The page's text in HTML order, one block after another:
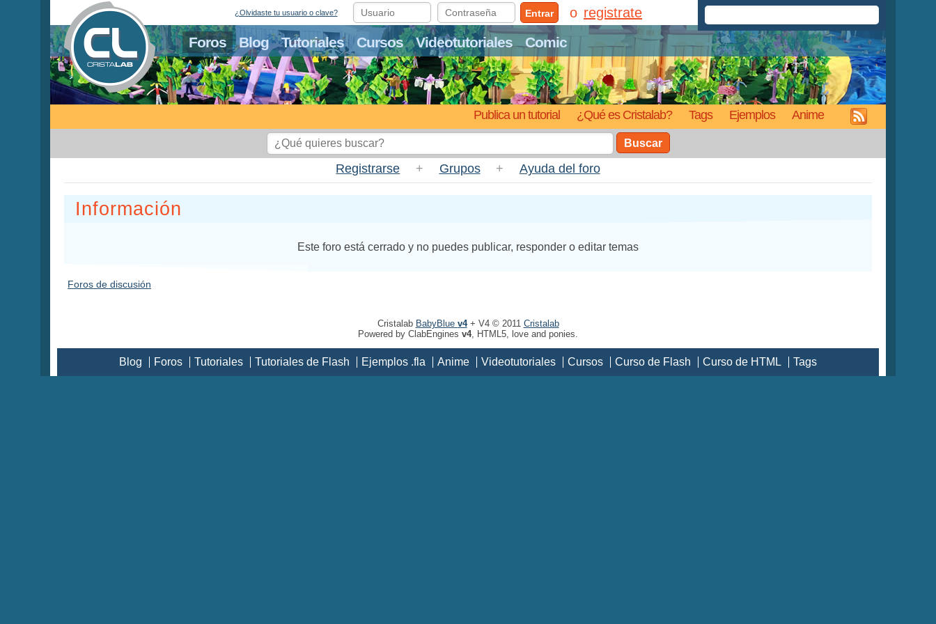
Foros Blog Tutoriales Cursos Videotutoriales Comic
Publica un tutorial ¿Qué es Cristalab? Tags Ejemplos Anime
¿Olvidaste tu usuario o clave? Entrar registrate
Buscar
Registrarse + Grupos + Ayuda del foro
Información
Este foro está cerrado y no puedes publicar, responder o editar temas
Foros de discusión
Cristalab BabyBlue v4+ V4 © 2011 Cristalab
Powered by ClabEngines v4, HTML5, love and ponies.
Blog Foros Tutoriales Tutoriales de Flash Ejemplos .fla Anime Videotutoriales Cursos Curso de Flash Curso de HTML Tags